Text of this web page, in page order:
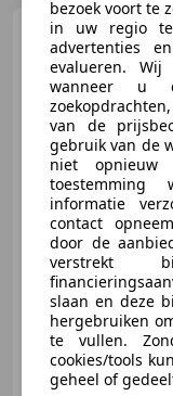
12/2015
Greven Automotive B.V.
NL-9502 EC
bezoek voort te
in uw regio te
advertenties
evalueren.
wanneer u
van de
gebruik van de
niet
toestemming
informatie
contact
door de
verstrekt
slaan en deze
hergebruiken
te vullen.
cookies/tools
geheel of